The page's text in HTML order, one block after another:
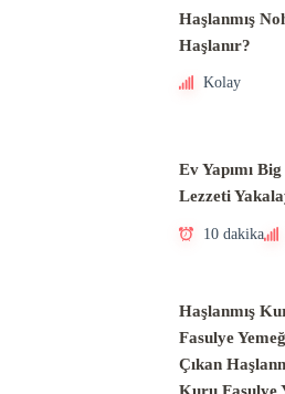
Haşlanmış
Haşlanır?
Kolay
Ev Yapımı
Lezzeti
10 dakika
Haşlanmış
Fasulye
Çıkan
Kuru Fasulye